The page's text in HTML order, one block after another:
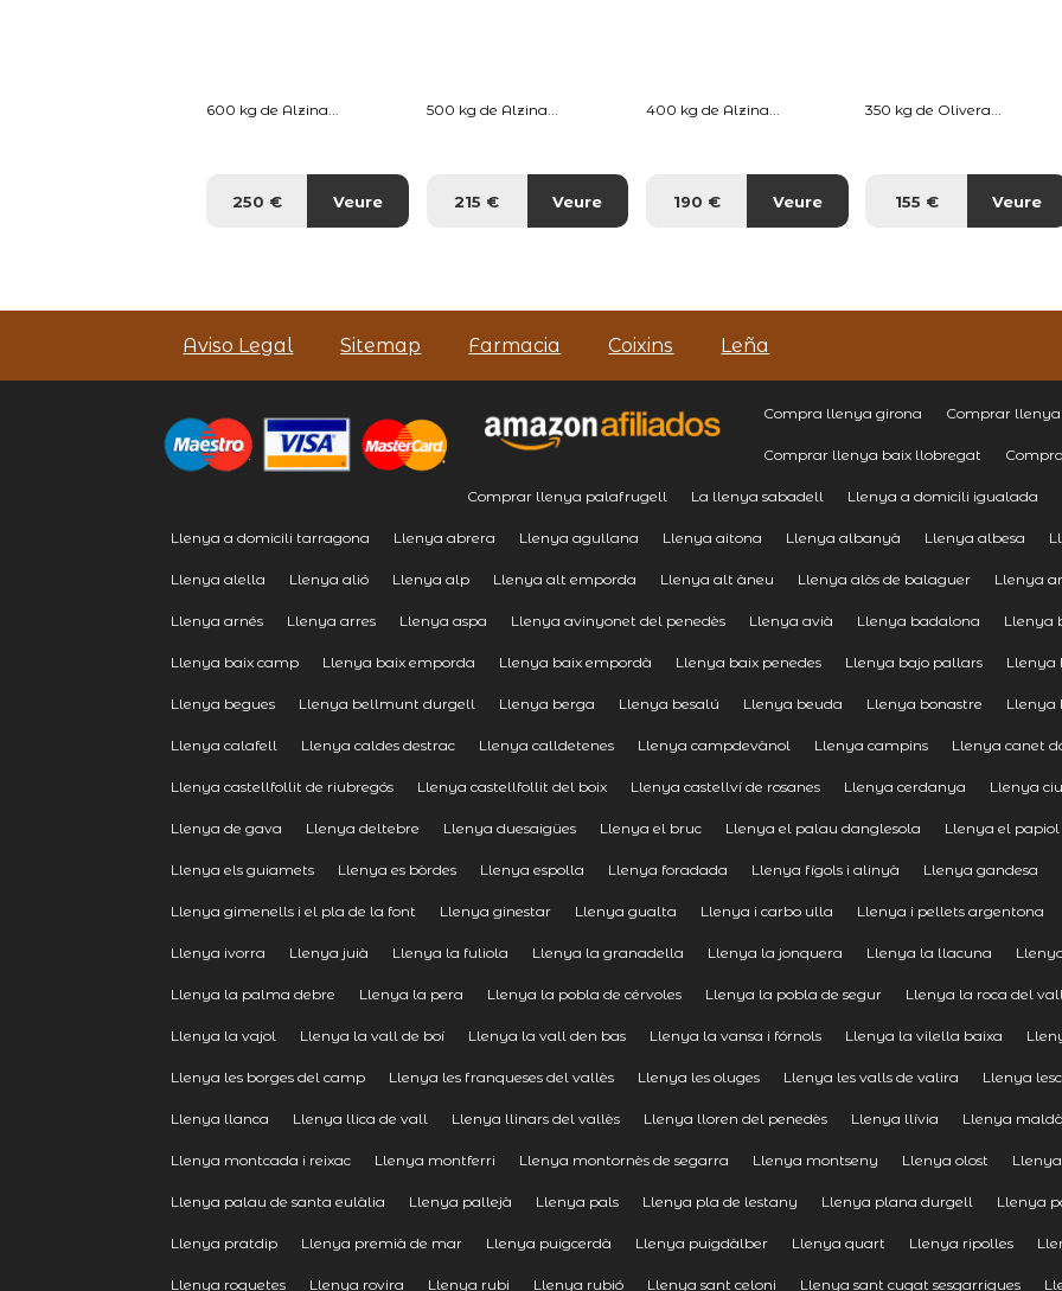
600 kg de Alzina...
250 € Veure
500 kg de Alzina...
215 € Veure
400 kg de Alzina...
190 € Veure
350 kg de Olivera...
155 € Veure
Aviso Legal Sitemap Farmacia Coixins Leña
Compra llenya girona Comprar
Comprar llenya baix llobregat
Comprar llenya palafrugell La llenya sabadell Llenya a domicili igualada
Llenya a domicili tarragona Llenya abrera Llenya agullana Llenya aitona Llenya albanyà Llenya albesa
Llenya alella Llenya alió Llenya alp Llenya alt emporda Llenya alt àneu Llenya alòs de balaguer Llenya
Llenya arnés Llenya arres Llenya aspa Llenya avinyonet del penedès Llenya avià Llenya badalona Llenya
Llenya baix camp Llenya baix emporda Llenya baix empordà Llenya baix penedes Llenya bajo pallars Llenya
Llenya begues Llenya bellmunt durgell Llenya berga Llenya besalú Llenya beuda Llenya bonastre Llenya
Llenya calafell Llenya caldes destrac Llenya calldetenes Llenya campdevànol Llenya campins Llenya canet
Llenya castellfollit de riubregós Llenya castellfollit del boix Llenya castellví de rosanes Llenya cerdanya Llenya
Llenya de gava Llenya deltebre Llenya duesaigües Llenya el bruc Llenya el palau danglesola Llenya el papiol
Llenya els guiamets Llenya es bòrdes Llenya espolla Llenya foradada Llenya fígols i alinyà Llenya gandesa
Llenya gimenells i el pla de la font Llenya ginestar Llenya gualta Llenya i carbo ulla Llenya i pellets argentona
Llenya ivorra Llenya juià Llenya la fuliola Llenya la granadella Llenya la jonquera Llenya la llacuna
Llenya la palma debre Llenya la pera Llenya la pobla de cérvoles Llenya la pobla de segur Llenya la roca del
Llenya la vajol Llenya la vall de boí Llenya la vall den bas Llenya la vansa i fórnols Llenya la vilella baixa
Llenya les borges del camp Llenya les franqueses del vallès Llenya les oluges Llenya les valls de valira Llenya
Llenya llanca Llenya llica de vall Llenya llinars del vallès Llenya lloren del penedès Llenya llívia Llenya
Llenya montcada i reixac Llenya montferri Llenya montornès de segarra Llenya montseny Llenya olost
Llenya palau de santa eulàlia Llenya pallejà Llenya pals Llenya pla de lestany Llenya plana durgell Llenya
Llenya pratdip Llenya premià de mar Llenya puigcerdà Llenya puigdàlber Llenya quart Llenya ripolles
Llenya roquetes Llenya rovira Llenya rubi Llenya rubió Llenya sant celoni Llenya sant cugat sesgarrigues